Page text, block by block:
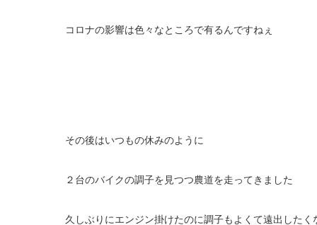
コロナの影響は色々なところで有るんですねぇ
その後はいつもの休みのように
２台のバイクの調子を見つつ農道を走ってきました
久しぶりにエンジン掛けたのに調子もよくて遠出したく